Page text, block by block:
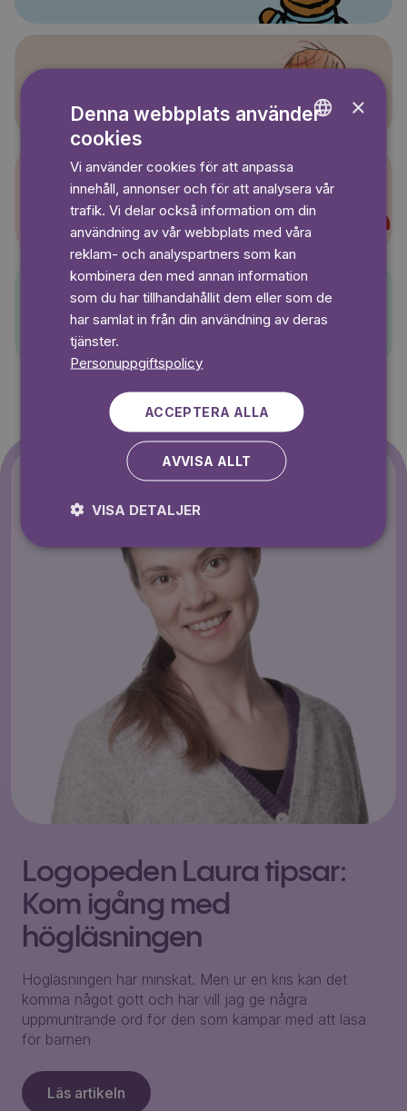
Super-Charlie
Pelle Svanslös
Logopeden Laura tipsar:
Kom igång med
högläsningen
Högläsningen har minskat. Men ur en kris kan det
komma något gott och här vill jag ge några
uppmuntrande ord för den som kämpar med att läsa
för barnen
Läs artikeln
×
Denna webbplats använder
cookies
Vi använder cookies för att anpassa
innehåll, annonser och för att analysera vår
trafik. Vi delar också information om din
användning av vår webbplats med våra
reklam- och analyspartners som kan
kombinera den med annan information
som du har tillhandahållit dem eller som de
har samlat in från din användning av deras
tjänster.
Personuppgiftspolicy
ACCEPTERA ALLA
AVVISA ALLT
VISA DETALJER